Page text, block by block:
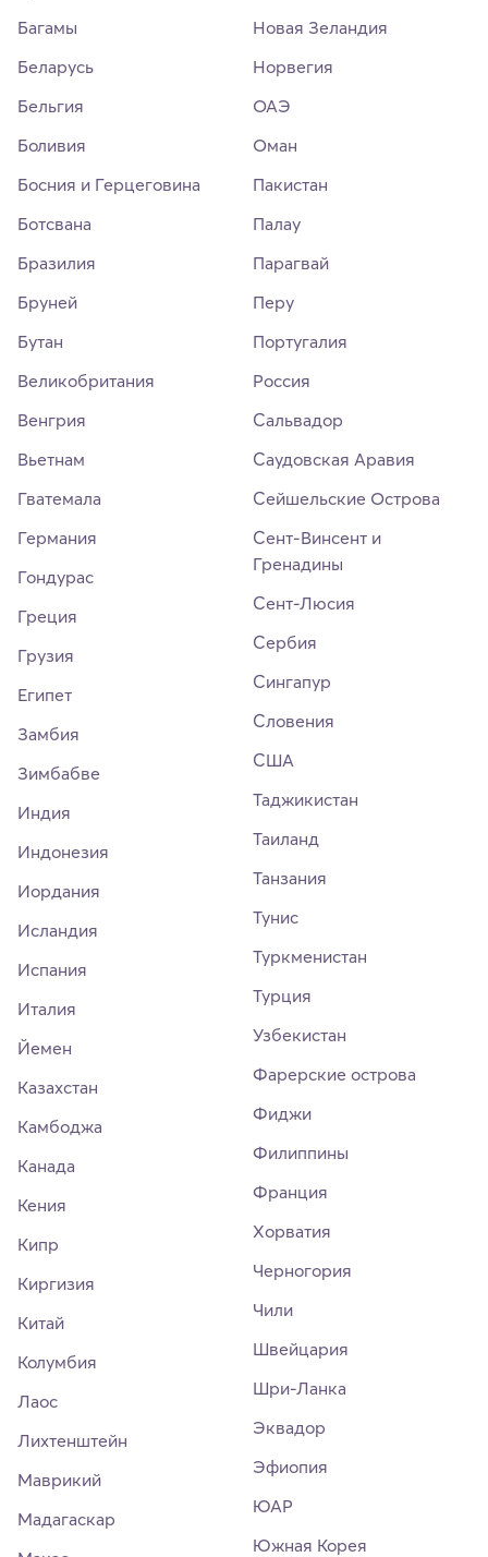
Багамы
Беларусь
Бельгия
Боливия
Босния и Герцеговина
Ботсвана
Бразилия
Бруней
Бутан
Великобритания
Венгрия
Вьетнам
Гватемала
Германия
Гондурас
Греция
Грузия
Египет
Замбия
Зимбабве
Индия
Индонезия
Иордания
Исландия
Испания
Италия
Йемен
Казахстан
Камбоджа
Канада
Кения
Кипр
Киргизия
Китай
Колумбия
Лаос
Лихтенштейн
Маврикий
Мадагаскар
Новая Зеландия
Норвегия
ОАЭ
Оман
Пакистан
Палау
Парагвай
Перу
Португалия
Россия
Сальвадор
Саудовская Аравия
Сейшельские Острова
Сент-Винсент и
Гренадины
Сент-Люсия
Сербия
Сингапур
Словения
США
Таджикистан
Таиланд
Танзания
Тунис
Туркменистан
Турция
Узбекистан
Фарерские острова
Фиджи
Филиппины
Франция
Хорватия
Черногория
Чили
Швейцария
Шри-Ланка
Эквадор
Эфиопия
ЮАР
Южная Корея